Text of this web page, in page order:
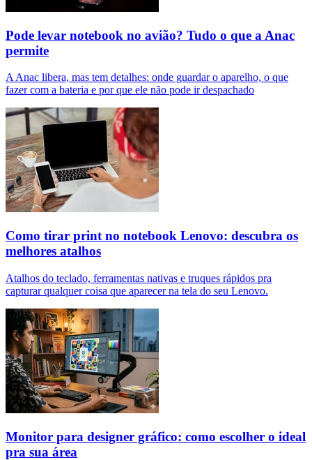
Pode levar notebook no avião? Tudo o que a Anac
permite
A Anac libera, mas tem detalhes: onde guardar o aparelho, o que
fazer com a bateria e por que ele não pode ir despachado
Como tirar print no notebook Lenovo: descubra os
melhores atalhos
Atalhos do teclado, ferramentas nativas e truques rápidos pra
capturar qualquer coisa que aparecer na tela do seu Lenovo.
Monitor para designer gráfico: como escolher o ideal
pra sua área